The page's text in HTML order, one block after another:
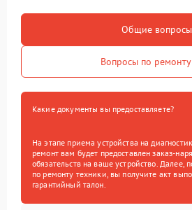
Общие вопросы
Вопросы по
Какие документы вы предоставляете?
На этапе приема устройства на
ремонт вам будет предоставлен заказ-
обязательств на ваше устройство. Далее,
по ремонту техники, вы получите акт
гарантийный талон.